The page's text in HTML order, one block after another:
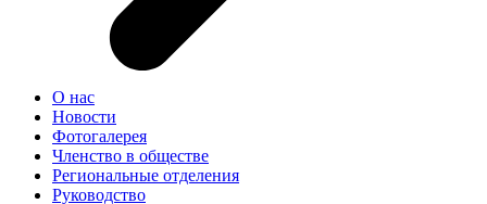
О нас
Новости
Фотогалерея
Членство в обществе
Региональные отделения
Руководство